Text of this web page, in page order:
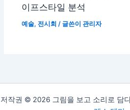
이프스타일 분석
예술, 전시회 / 글쓴이관리자
저작권 © 2026 그림을 보고 소리로 담